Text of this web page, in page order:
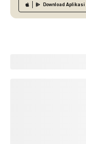
Download Aplikasi